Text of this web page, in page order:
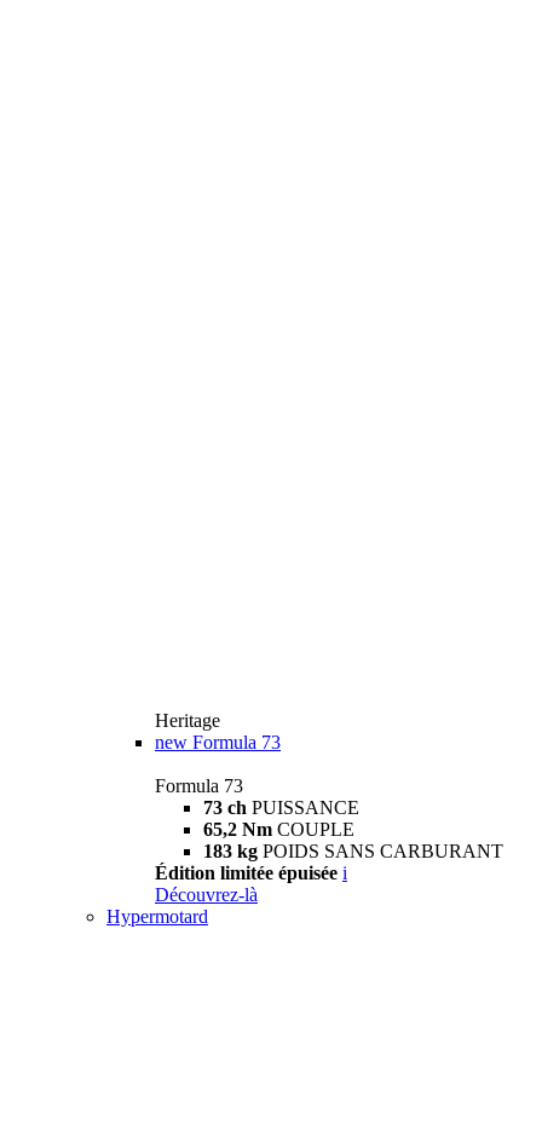
Heritage
new Formula 73
Formula 73
73 ch PUISSANCE
65,2 Nm COUPLE
183 kg POIDS SANS CARBURANT
Édition limitée épuisée i
Découvrez-là
Hypermotard